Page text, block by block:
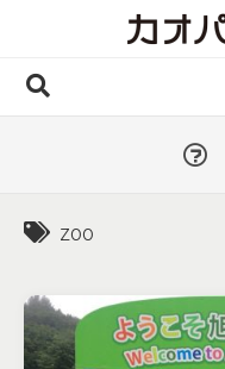
国外・海外
人気カオパネ
投稿する
zoo